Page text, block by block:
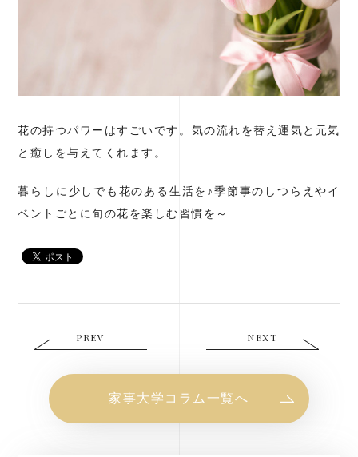
花の持つパワーはすごいです。気の流れを替え運気と元気
と癒しを与えてくれます。
暮らしに少しでも花のある生活を♪季節事のしつらえやイ
ベントごとに旬の花を楽しむ習慣を～
PREV NEXT
家事大学コラム一覧へ